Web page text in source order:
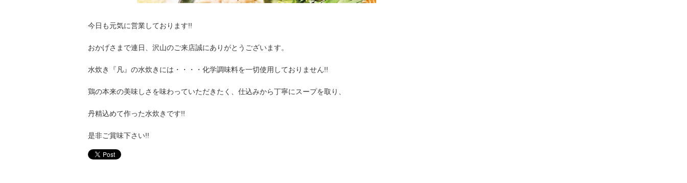
今日も元気に営業しております!!
おかげさまで連日、沢山のご来店誠にありがとうございます。
水炊き『凡』の水炊きには・・・・化学調味料を一切使用しておりません!!
鶏の本来の美味しさを味わっていただきたく、仕込みから丁寧にスープを取り、
丹精込めて作った水炊きです!!
是非ご賞味下さい!!